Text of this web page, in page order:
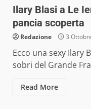
Ilary Blasi a Le
pancia scoperta
Redazione 3
Ecco una sexy Ilary
sobri del Grande
Read More